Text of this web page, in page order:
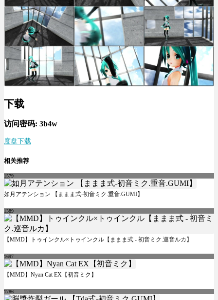
下载
访问密码: 3b4w
度盘下载
相关推荐
1579
如月アテンション 【ままま式-初音ミク.重音.GUMI】
1389
【MMD】トゥインクル×トゥインクル【ままま式 - 初音ミク.巡音ルカ】
1697
【MMD】Nyan Cat EX【初音ミク】
1786